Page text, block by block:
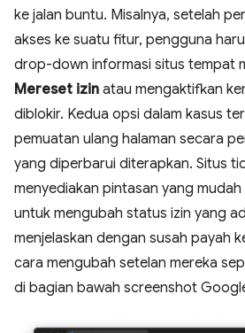
ke jalan buntu. Misalnya, setelah
akses ke suatu fitur, pengguna
drop-down informasi situs tempat
Mereset izin atau mengaktifkan
diblokir. Kedua opsi dalam kasus
pemuatan ulang halaman secara
yang diperbarui diterapkan. Situs
menyediakan pintasan yang
untuk mengubah status izin yang
menjelaskan dengan susah payah
cara mengubah setelan mereka
di bagian bawah screenshot